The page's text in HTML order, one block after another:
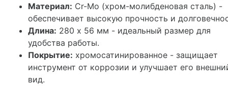
Материал: Cr-Mo (хром-молибденовая сталь) -
обеспечивает высокую прочность и
Длина: 280 х 56 мм - идеальный размер для
удобства работы.
Покрытие: хромосатинированное - защищает
инструмент от коррозии и улучшает его
вид.